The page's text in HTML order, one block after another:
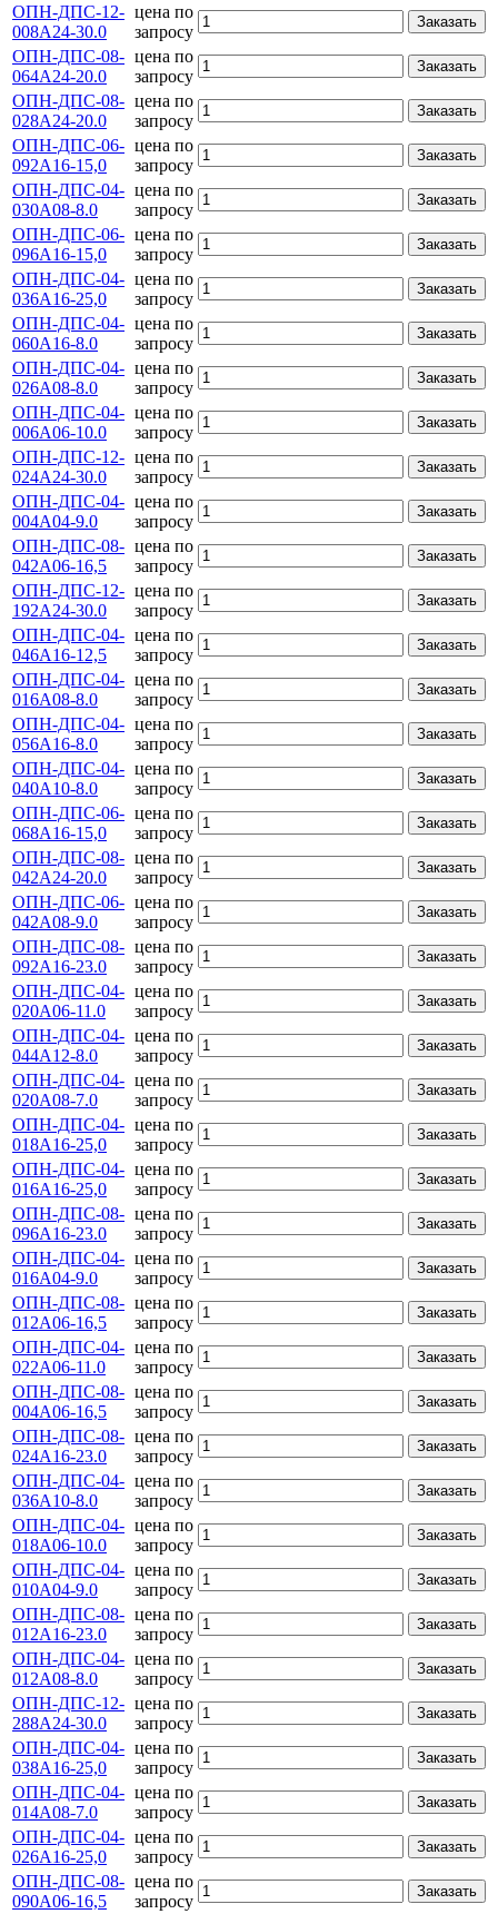
ОПН-ДПС-12-
008А24-30.0
цена по
запросу
Заказать
ОПН-ДПС-08-
064А24-20.0
цена по
запросу
Заказать
ОПН-ДПС-08-
028А24-20.0
цена по
запросу
Заказать
ОПН-ДПС-06-
092А16-15,0
цена по
запросу
Заказать
ОПН-ДПС-04-
030А08-8.0
цена по
запросу
Заказать
ОПН-ДПС-06-
096А16-15,0
цена по
запросу
Заказать
ОПН-ДПС-04-
036А16-25,0
цена по
запросу
Заказать
ОПН-ДПС-04-
060А16-8.0
цена по
запросу
Заказать
ОПН-ДПС-04-
026А08-8.0
цена по
запросу
Заказать
ОПН-ДПС-04-
006А06-10.0
цена по
запросу
Заказать
ОПН-ДПС-12-
024А24-30.0
цена по
запросу
Заказать
ОПН-ДПС-04-
004А04-9.0
цена по
запросу
Заказать
ОПН-ДПС-08-
042А06-16,5
цена по
запросу
Заказать
ОПН-ДПС-12-
192А24-30.0
цена по
запросу
Заказать
ОПН-ДПС-04-
046А16-12,5
цена по
запросу
Заказать
ОПН-ДПС-04-
016А08-8.0
цена по
запросу
Заказать
ОПН-ДПС-04-
056А16-8.0
цена по
запросу
Заказать
ОПН-ДПС-04-
040А10-8.0
цена по
запросу
Заказать
ОПН-ДПС-06-
068А16-15,0
цена по
запросу
Заказать
ОПН-ДПС-08-
042А24-20.0
цена по
запросу
Заказать
ОПН-ДПС-06-
042А08-9.0
цена по
запросу
Заказать
ОПН-ДПС-08-
092А16-23.0
цена по
запросу
Заказать
ОПН-ДПС-04-
020А06-11.0
цена по
запросу
Заказать
ОПН-ДПС-04-
044А12-8.0
цена по
запросу
Заказать
ОПН-ДПС-04-
020А08-7.0
цена по
запросу
Заказать
ОПН-ДПС-04-
018А16-25,0
цена по
запросу
Заказать
ОПН-ДПС-04-
016А16-25,0
цена по
запросу
Заказать
ОПН-ДПС-08-
096А16-23.0
цена по
запросу
Заказать
ОПН-ДПС-04-
016А04-9.0
цена по
запросу
Заказать
ОПН-ДПС-08-
012А06-16,5
цена по
запросу
Заказать
ОПН-ДПС-04-
022А06-11.0
цена по
запросу
Заказать
ОПН-ДПС-08-
004А06-16,5
цена по
запросу
Заказать
ОПН-ДПС-08-
024А16-23.0
цена по
запросу
Заказать
ОПН-ДПС-04-
036А10-8.0
цена по
запросу
Заказать
ОПН-ДПС-04-
018А06-10.0
цена по
запросу
Заказать
ОПН-ДПС-04-
010А04-9.0
цена по
запросу
Заказать
ОПН-ДПС-08-
012А16-23.0
цена по
запросу
Заказать
ОПН-ДПС-04-
012А08-8.0
цена по
запросу
Заказать
ОПН-ДПС-12-
288А24-30.0
цена по
запросу
Заказать
ОПН-ДПС-04-
038А16-25,0
цена по
запросу
Заказать
ОПН-ДПС-04-
014А08-7.0
цена по
запросу
Заказать
ОПН-ДПС-04-
026А16-25,0
цена по
запросу
Заказать
ОПН-ДПС-08-
090А06-16,5
цена по
запросу
Заказать